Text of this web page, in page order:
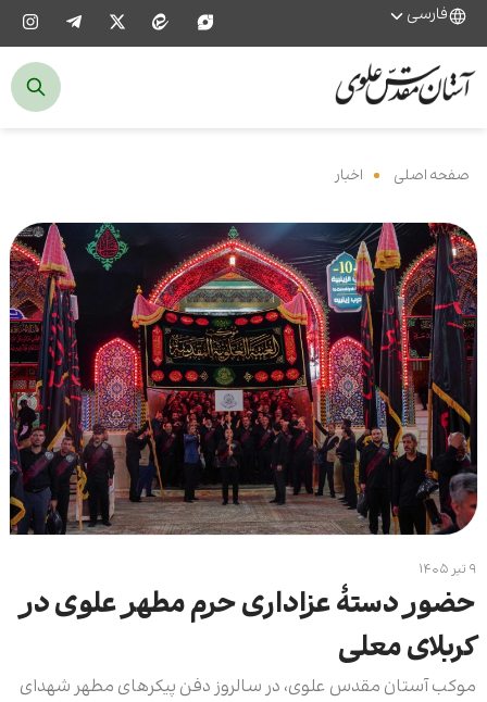
فارسی
صفحه اصلی اخبار
۹ تیر ۱۴۰۵
حضور دستۀ عزاداری حرم مطهر علوی در
کربلای معلی
موکب آستان مقدس علوی، در سالروز دفن پیکرهای مطهر شهدای